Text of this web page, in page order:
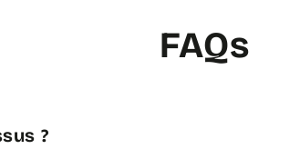
FAQs
?